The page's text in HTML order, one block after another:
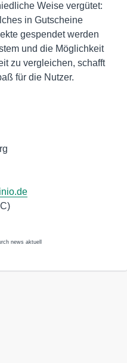
Weise vergütet:
in Gutscheine
gespendet werden
und die Möglichkeit
zu vergleichen, schafft
für die Nutzer.
news aktuell